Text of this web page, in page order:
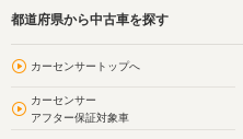
都道府県から中古車を探す
カーセンサートップへ
カーセンサー
アフター保証対象車